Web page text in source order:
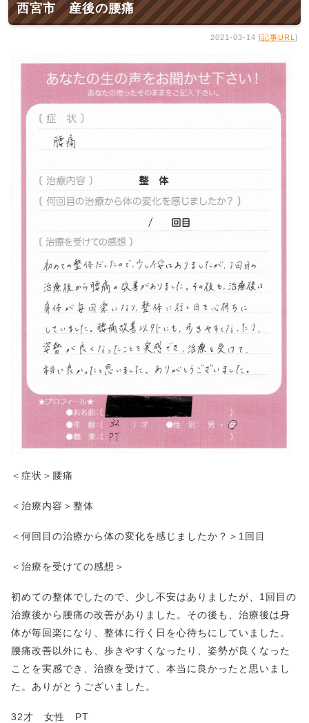
西宮市 産後の腰痛
2021-03-14 [記事URL]
＜症状＞腰痛
＜治療内容＞整体
＜何回目の治療から体の変化を感じましたか？＞1回目
＜治療を受けての感想＞
初めての整体でしたので、少し不安はありましたが、1回目の
治療後から腰痛の改善がありました。その後も、治療後は身
体が毎回楽になり、整体に行く日を心待ちにしていました。
腰痛改善以外にも、歩きやすくなったり、姿勢が良くなった
ことを実感でき、治療を受けて、本当に良かったと思いまし
た。ありがとうございました。
32才 女性 PT